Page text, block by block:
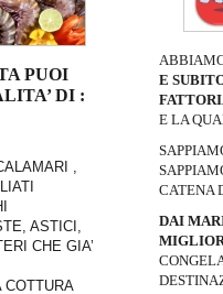
PUOI
DI :
,
ASTICI,
CHE GIA’
COTTURA
E
E LA
CATENA
DAI